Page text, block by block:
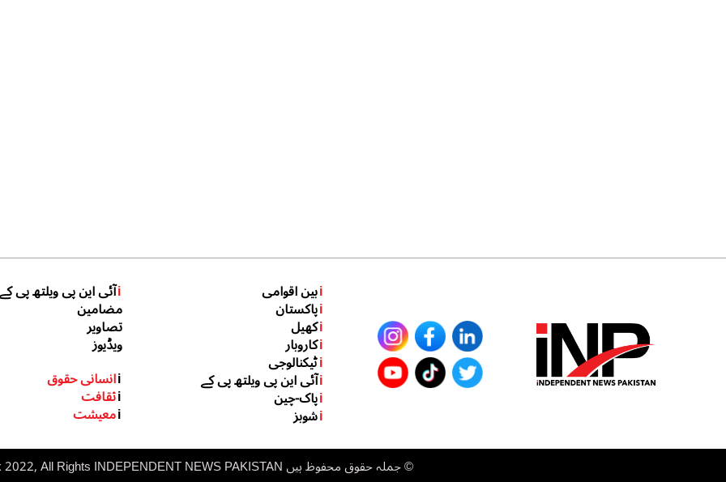
iبین اقوامی
iپاکستان
iکھیل
iکاروبار
iٹیکنالوجی
iآئی این پی ویلتھ پی کے
iپاک-چین
iشوبز
iآئی این پی ویلتھ پی کے
مضامین
تصاویر
ویڈیوز
iانسانی حقوق
iثقافت
iمعیشت
©جملہ حقوق محفوظ ہیں inp.net.pk 2022, All Rights INDEPENDENT NEWS PAKISTAN